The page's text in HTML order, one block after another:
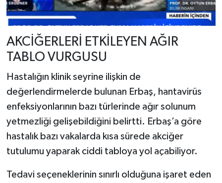
AKCİĞERLERİ ETKİLEYEN AĞIR
TABLO VURGUSU
Hastalığın klinik seyrine ilişkin de
değerlendirmelerde bulunan Erbaş, hantavirüs
enfeksiyonlarının bazı türlerinde ağır solunum
yetmezliği gelişebildiğini belirtti. Erbaş’a göre
hastalık bazı vakalarda kısa sürede akciğer
tutulumu yaparak ciddi tabloya yol açabiliyor.
Tedavi seçeneklerinin sınırlı olduğuna işaret eden